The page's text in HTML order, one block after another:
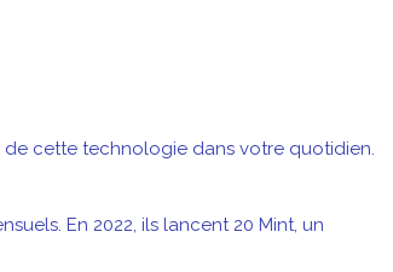
de cette technologie dans votre quotidien.
En 2022, ils lancent 20 Mint, un